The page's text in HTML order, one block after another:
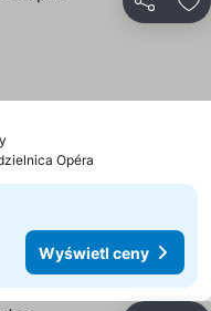
Opéra
Wyświetl ceny